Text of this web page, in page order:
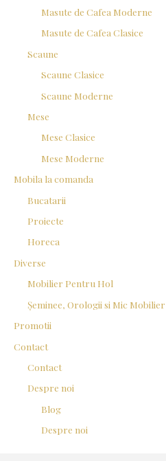
Masute de Cafea Moderne
Masute de Cafea Clasice
Scaune
Scaune Clasice
Scaune Moderne
Mese
Mese Clasice
Mese Moderne
Mobila la comanda
Bucatarii
Proiecte
Horeca
Diverse
Mobilier Pentru Hol
Șeminee, Orologii si Mic Mobilier
Promotii
Contact
Contact
Despre noi
Blog
Despre noi